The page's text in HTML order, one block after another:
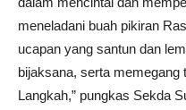
meneladani buah pikiran
ucapan yang santun dan
bijaksana, serta memegang
Langkah,” pungkas Sekda